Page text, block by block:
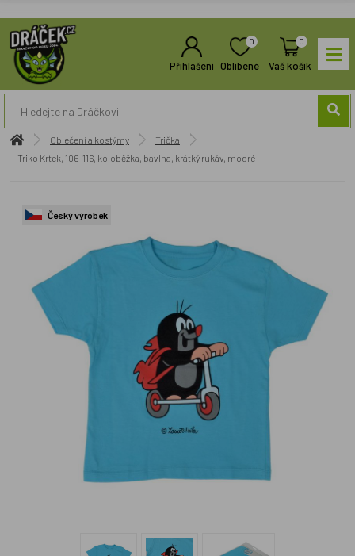
Přihlášení
0
Oblíbené
0
Váš košík
Oblečení a kostýmy
Trička
Triko Krtek, 106-116, koloběžka, bavlna, krátký rukáv, modré
Český výrobek